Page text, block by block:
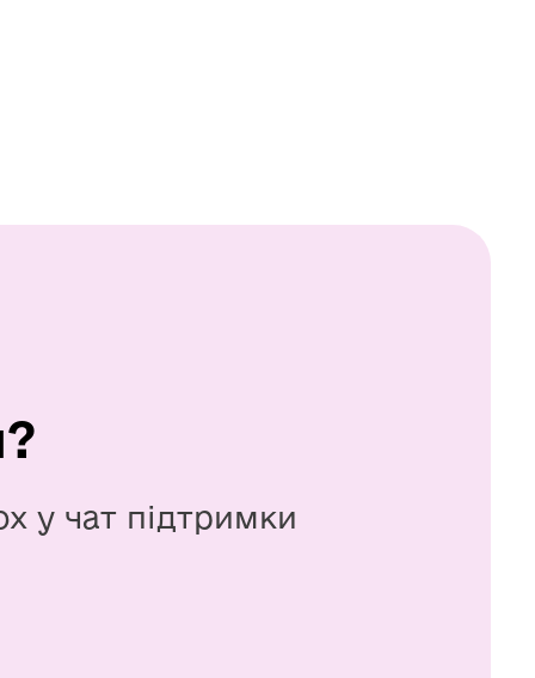
у чат підтримки